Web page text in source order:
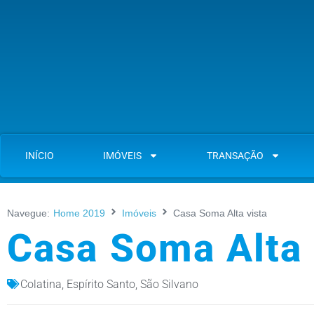
INÍCIO IMÓVEIS TRANSAÇÃO
Navegue: Home 2019 Imóveis Casa Soma Alta vista
Casa Soma
Colatina Espírito Santo São Silvano